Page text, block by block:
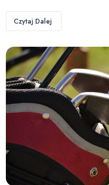
Czytaj Dalej